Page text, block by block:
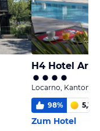
H4 Hotel
Locarno, Kanton
98% 5,3
Zum Hotel